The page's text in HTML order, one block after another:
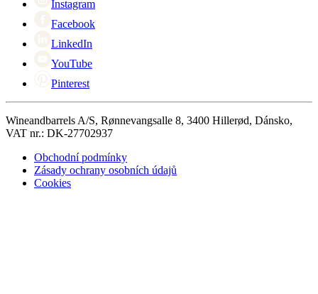
Instagram
Facebook
LinkedIn
YouTube
Pinterest
Wineandbarrels A/S, Rønnevangsalle 8, 3400 Hillerød, Dánsko,
VAT nr.: DK-27702937
Obchodní podmínky
Zásady ochrany osobních údajů
Cookies